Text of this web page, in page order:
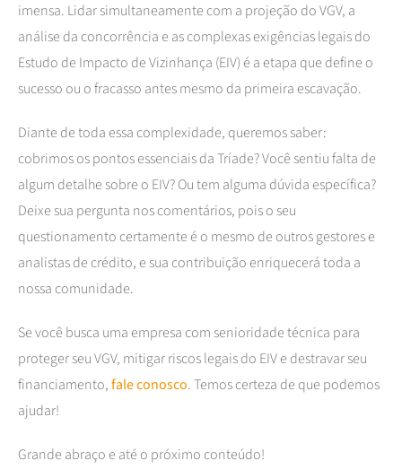
imensa. Lidar simultaneamente com a projeção do VGV, a
análise da concorrência e as complexas exigências legais do
Estudo de Impacto de Vizinhança (EIV) é a etapa que define o
sucesso ou o fracasso antes mesmo da primeira escavação.
Diante de toda essa complexidade, queremos saber:
cobrimos os pontos essenciais da Tríade? Você sentiu falta de
algum detalhe sobre o EIV? Ou tem alguma dúvida específica?
Deixe sua pergunta nos comentários, pois o seu
questionamento certamente é o mesmo de outros gestores e
analistas de crédito, e sua contribuição enriquecerá toda a
nossa comunidade.
Se você busca uma empresa com senioridade técnica para
proteger seu VGV, mitigar riscos legais do EIV e destravar seu
financiamento,fale conosco. Temos certeza de que podemos
ajudar!
Grande abraço e até o próximo conteúdo!